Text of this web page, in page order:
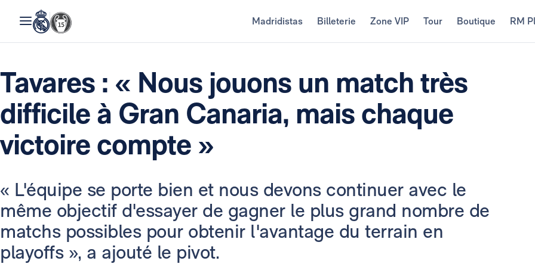
Madridistas Billeterie Zone VIP Tour Boutique RM
Tavares : « Nous jouons un match très
difficile à Gran Canaria, mais chaque
victoire compte »
« L'équipe se porte bien et nous devons continuer avec le
même objectif d'essayer de gagner le plus grand nombre de
matchs possibles pour obtenir l'avantage du terrain en
playoffs », a ajouté le pivot.